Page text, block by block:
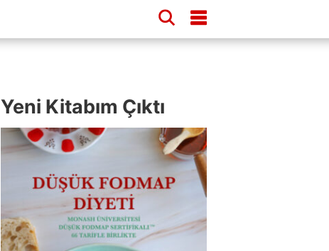
Yeni Kitabım Çıktı